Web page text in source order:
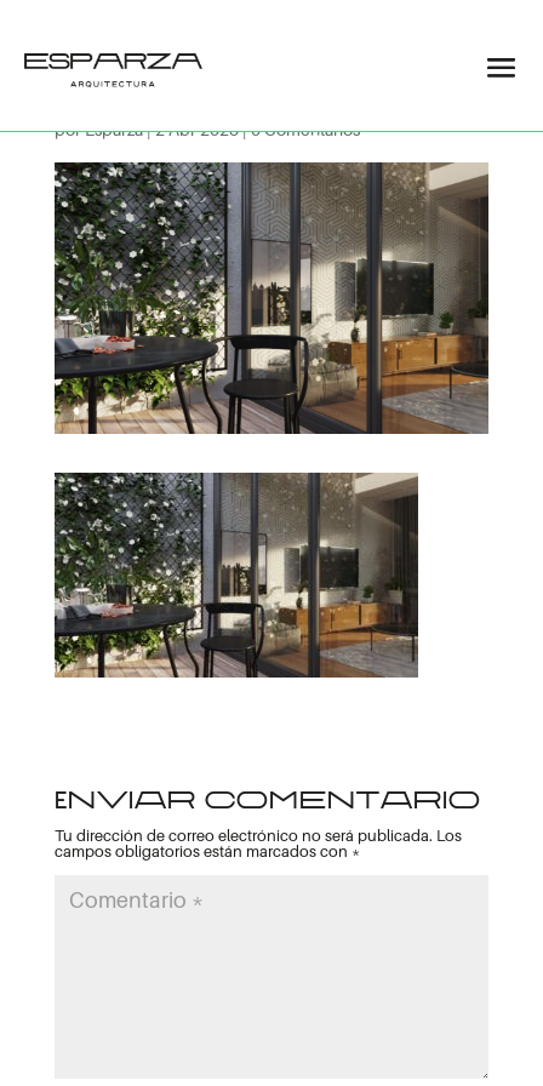
07
porEsparza|2 Abr 2023|0 Comentarios
Enviar comentario
Tu dirección de correo electrónico no será publicada. Los
campos obligatorios están marcados con *